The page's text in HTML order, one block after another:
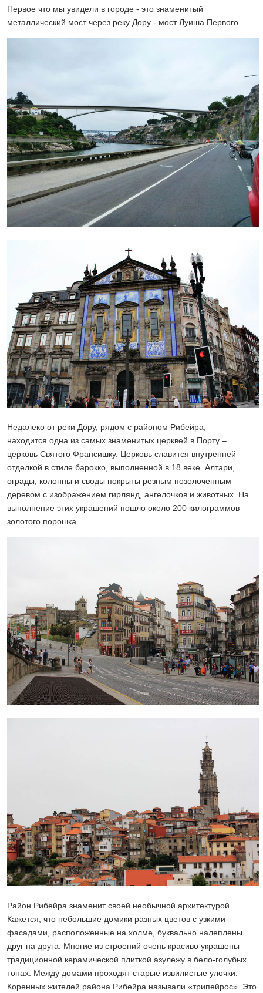
Первое что мы увидели в городе - это знаменитый
металлический мост через реку Дору - мост Луиша Первого.
Недалеко от реки Дору, рядом с районом Рибейра,
находится одна из самых знаменитых церквей в Порту –
церковь Святого Франсишку. Церковь славится внутренней
отделкой в стиле барокко, выполненной в 18 веке. Алтари,
ограды, колонны и своды покрыты резным позолоченным
деревом с изображением гирлянд, ангелочков и животных. На
выполнение этих украшений пошло около 200 килограммов
золотого порошка.
Район Рибейра знаменит своей необычной архитектурой.
Кажется, что небольшие домики разных цветов с узкими
фасадами, расположенные на холме, буквально налеплены
друг на друга. Многие из строений очень красиво украшены
традиционной керамической плиткой азулежу в бело-голубых
тонах. Между домами проходят старые извилистые улочки.
Коренных жителей района Рибейра называли «трипейрос». Это